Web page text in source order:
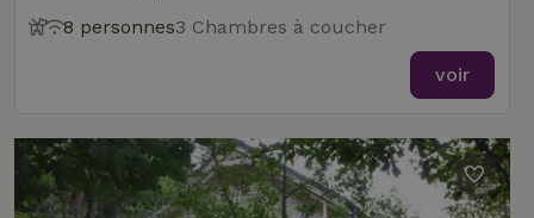
8 personnes3 Chambres à coucher
voir